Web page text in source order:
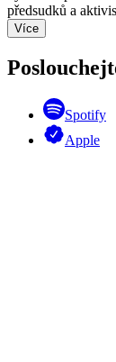
předsudků a
Více
Spotify
Apple